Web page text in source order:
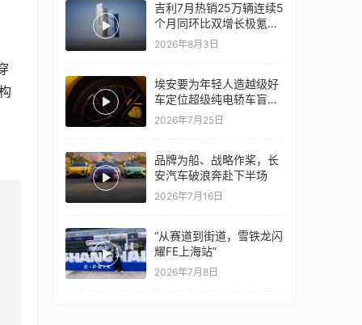
吉利7月热销25万辆连续5
个月同环比双增长极氪销
量同比翻倍，出口再破10
2026年8月3日
埃安要为年轻人造越级好
车定位超级纯电轿车盲猜
18万以上
2026年7月25日
品牌为船、战略作桨，长
安汽车破浪奔赴下半场
2026年7月16日
“从赛道到街道，雪铁龙闪
耀FE上海站”
2026年7月8日